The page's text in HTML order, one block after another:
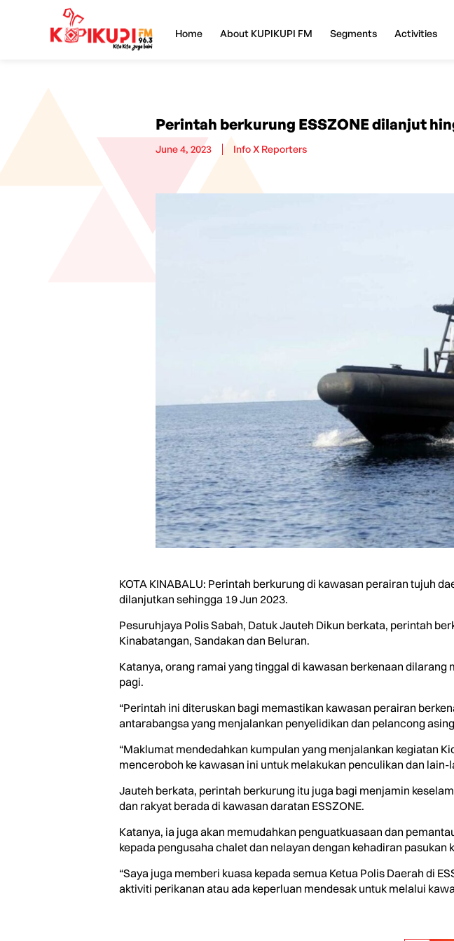
Home About KUPIKUPI FM Segments Activities
Perintah berkurung ESSZONE dilanjut
June 4, 2023 Info X Reporters
KOTA KINABALU: Perintah berkurung di kawasan perairan tujuh
dilanjutkan sehingga 19 Jun 2023.
Pesuruhjaya Polis Sabah, Datuk Jauteh Dikun berkata, perintah
Kinabatangan, Sandakan dan Beluran.
Katanya, orang ramai yang tinggal di kawasan berkenaan
pagi.
“Perintah ini diteruskan bagi memastikan kawasan perairan
antarabangsa yang menjalankan penyelidikan dan pelancong
“Maklumat mendedahkan kumpulan yang menjalankan kegiatan
menceroboh ke kawasan ini untuk melakukan penculikan dan
Jauteh berkata, perintah berkurung itu juga bagi menjamin
dan rakyat berada di kawasan daratan ESSZONE.
Katanya, ia juga akan memudahkan penguatkuasaan dan
kepada pengusaha chalet dan nelayan dengan kehadiran pasukan
“Saya juga memberi kuasa kepada semua Ketua Polis Daerah di
aktiviti perikanan atau ada keperluan mendesak untuk melalui